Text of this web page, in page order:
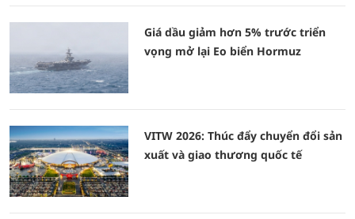
Giá dầu giảm hơn 5% trước triển
vọng mở lại Eo biển Hormuz
VITW 2026: Thúc đẩy chuyển đổi sản
xuất và giao thương quốc tế